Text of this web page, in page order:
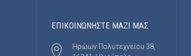
ΕΠΙΚΟΙΝΩΝΗΣΤΕ ΜΑΖΙ ΜΑΣ
Ηρώων Πολυτεχνείου 38,